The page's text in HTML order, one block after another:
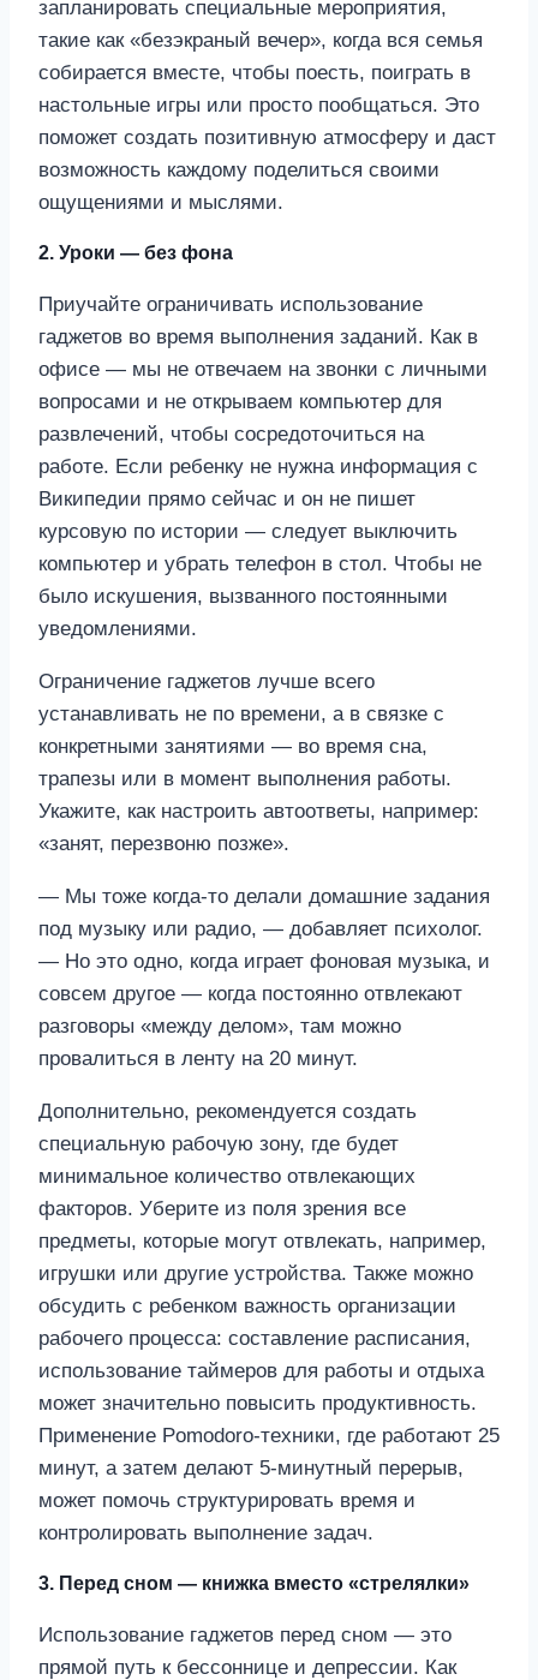
запланировать специальные мероприятия,
такие как «безэкраный вечер», когда вся семья
собирается вместе, чтобы поесть, поиграть в
настольные игры или просто пообщаться. Это
поможет создать позитивную атмосферу и даст
возможность каждому поделиться своими
ощущениями и мыслями.
2. Уроки — без фона
Приучайте ограничивать использование
гаджетов во время выполнения заданий. Как в
офисе — мы не отвечаем на звонки с личными
вопросами и не открываем компьютер для
развлечений, чтобы сосредоточиться на
работе. Если ребенку не нужна информация с
Википедии прямо сейчас и он не пишет
курсовую по истории — следует выключить
компьютер и убрать телефон в стол. Чтобы не
было искушения, вызванного постоянными
уведомлениями.
Ограничение гаджетов лучше всего
устанавливать не по времени, а в связке с
конкретными занятиями — во время сна,
трапезы или в момент выполнения работы.
Укажите, как настроить автоответы, например:
«занят, перезвоню позже».
— Мы тоже когда-то делали домашние задания
под музыку или радио, — добавляет психолог.
— Но это одно, когда играет фоновая музыка, и
совсем другое — когда постоянно отвлекают
разговоры «между делом», там можно
провалиться в ленту на 20 минут.
Дополнительно, рекомендуется создать
специальную рабочую зону, где будет
минимальное количество отвлекающих
факторов. Уберите из поля зрения все
предметы, которые могут отвлекать, например,
игрушки или другие устройства. Также можно
обсудить с ребенком важность организации
рабочего процесса: составление расписания,
использование таймеров для работы и отдыха
может значительно повысить продуктивность.
Применение Pomodoro-техники, где работают 25
минут, а затем делают 5-минутный перерыв,
может помочь структурировать время и
контролировать выполнение задач.
3. Перед сном — книжка вместо «стрелялки»
Использование гаджетов перед сном — это
прямой путь к бессоннице и депрессии. Как